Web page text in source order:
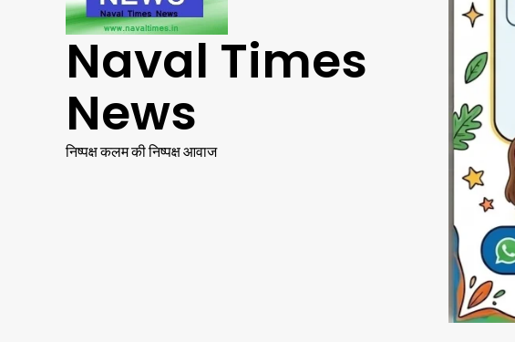
Naval Times
News
निष्पक्ष कलम की निष्पक्ष आवाज